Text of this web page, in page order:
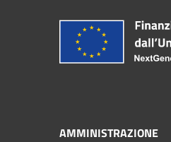
AMMINISTRAZIONE